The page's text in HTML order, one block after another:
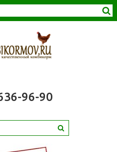
96-90